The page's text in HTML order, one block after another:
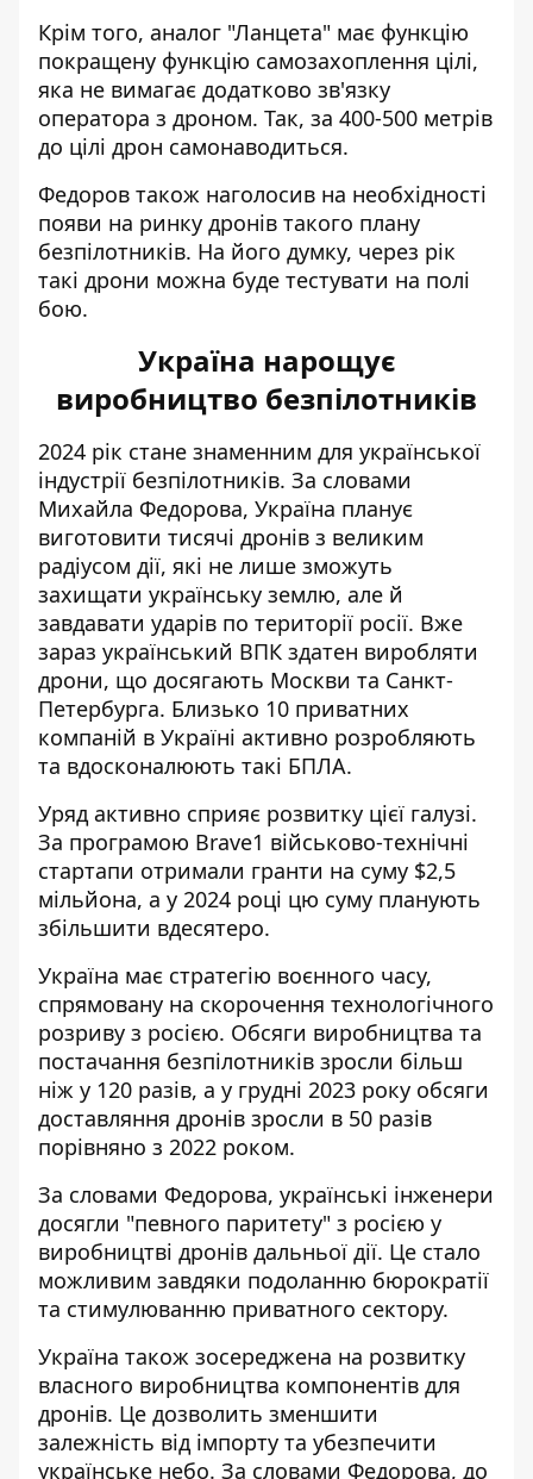
Крім того, аналог "Ланцета" має функцію
покращену функцію самозахоплення цілі,
яка не вимагає додатково зв'язку
оператора з дроном. Так, за 400-500 метрів
до цілі дрон самонаводиться.
Федоров також наголосив на необхідності
появи на ринку дронів такого плану
безпілотників. На його думку, через рік
такі дрони можна буде тестувати на полі
бою.
Україна нарощує
виробництво безпілотників
2024 рік стане знаменним для української
індустрії безпілотників. За словами
Михайла Федорова, Україна планує
виготовити тисячі дронів з великим
радіусом дії, які не лише зможуть
захищати українську землю, але й
завдавати ударів по території росії. Вже
зараз український ВПК здатен виробляти
дрони, що досягають Москви та Санкт-
Петербурга. Близько 10 приватних
компаній в Україні активно розробляють
та вдосконалюють такі БПЛА.
Уряд активно сприяє розвитку цієї галузі.
За програмою Brave1 військово-технічні
стартапи отримали гранти на суму $2,5
мільйона, а у 2024 році цю суму планують
збільшити вдесятеро.
Україна має стратегію воєнного часу,
спрямовану на скорочення технологічного
розриву з росією. Обсяги виробництва та
постачання безпілотників зросли більш
ніж у 120 разів, а у грудні 2023 року обсяги
доставляння дронів зросли в 50 разів
порівняно з 2022 роком.
За словами Федорова, українські інженери
досягли "певного паритету" з росією у
виробництві дронів дальньої дії. Це стало
можливим завдяки подоланню бюрократії
та стимулюванню приватного сектору.
Україна також зосереджена на розвитку
власного виробництва компонентів для
дронів. Це дозволить зменшити
залежність від імпорту та убезпечити
українське небо. За словами Федорова, до